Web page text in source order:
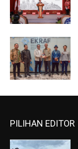
PILIHAN EDITOR